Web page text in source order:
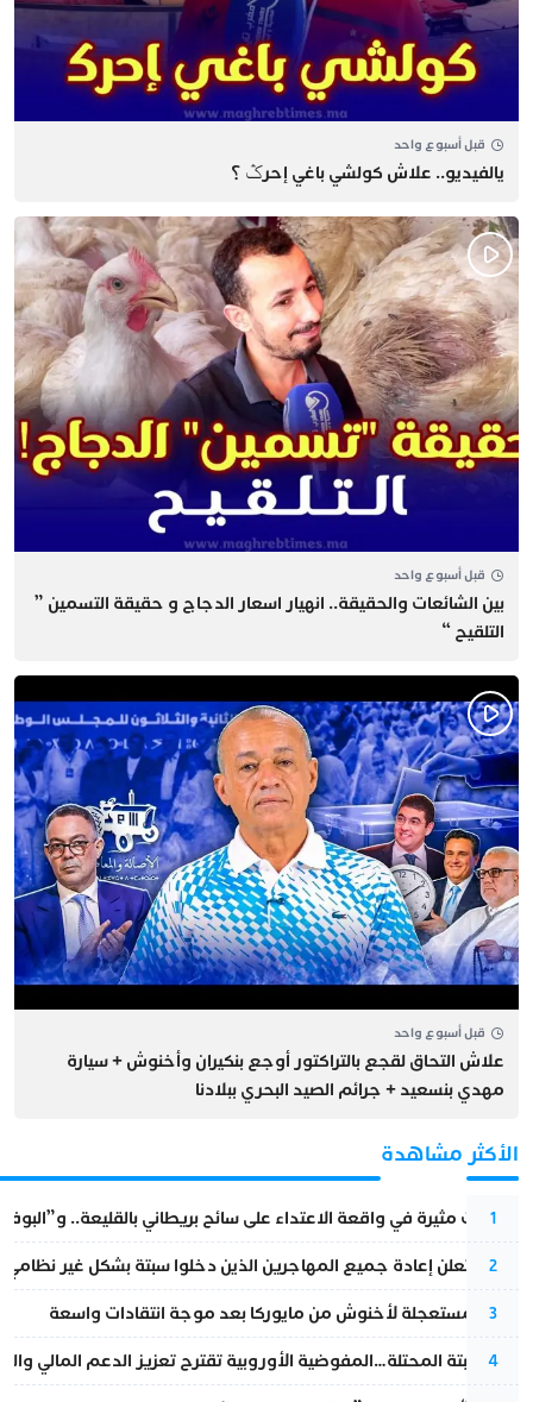
قبل أسبوع واحد
يالفيديو.. علاش كولشي باغي إحرݣ ؟
قبل أسبوع واحد
بين الشائعات والحقيقة.. انهيار اسعار الدجاج و حقيقة التسمين ”
التلقيح “
قبل أسبوع واحد
علاش التحاق لقجع بالتراكتور أوجع بنكيران وأخنوش + سيارة
مهدي بنسعيد + جرائم الصيد البحري ببلادنا
الأكثر مشاهدة
1
تطورات مثيرة في واقعة الاعتداء على سائح بريطاني بالقليعة..
2
إسبانيا تعلن إعادة جميع المهاجرين الذين دخلوا سبتة بشكل غير
3
عودة مستعجلة لأخنوش من مايوركا بعد موجة انتقادات واسعة
4
أزمة سبتة المحتلة…المفوضية الأوروبية تقترح تعزيز الدعم المالي